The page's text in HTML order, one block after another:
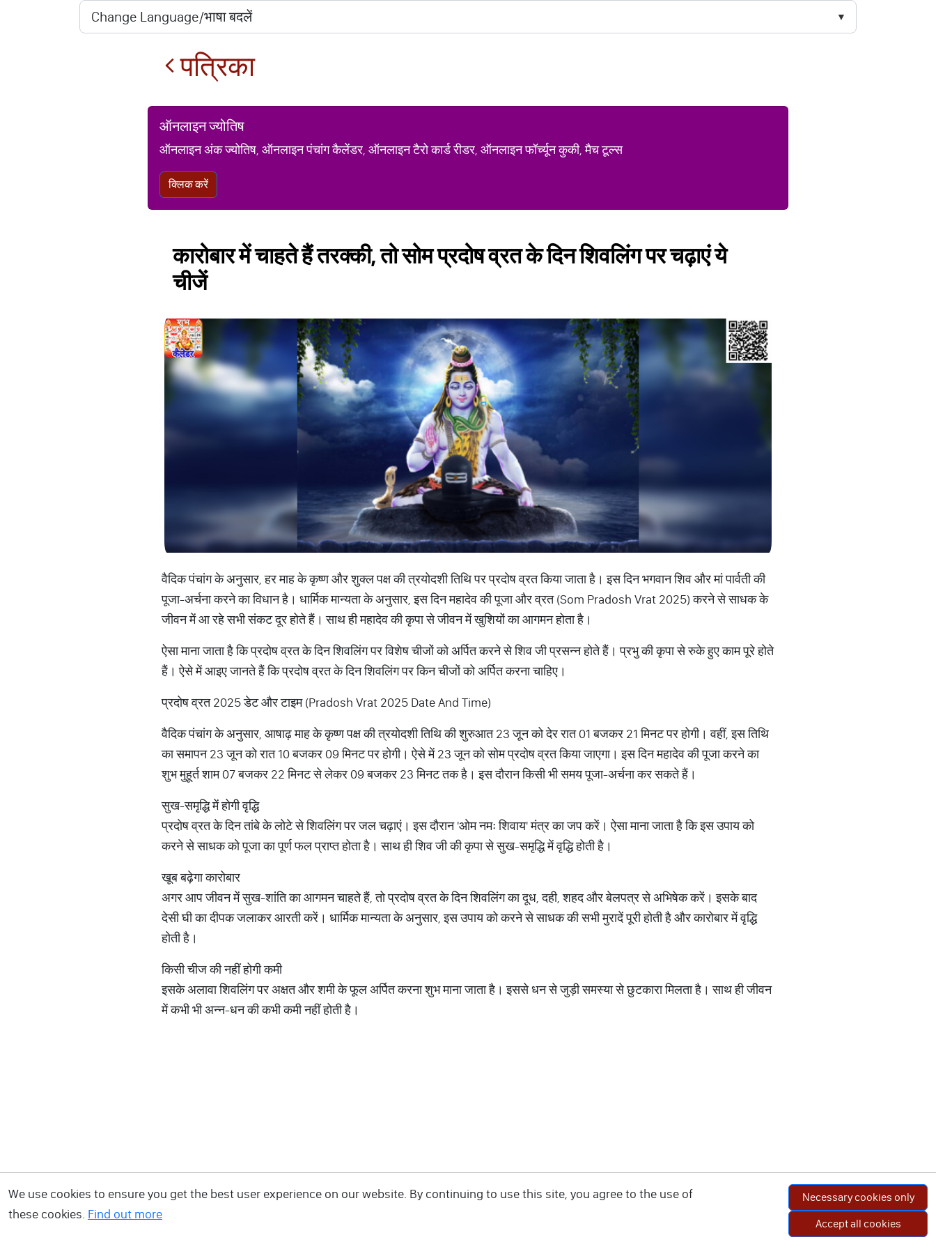
पत्रिका
ऑनलाइन ज्योतिष
ऑनलाइन अंक ज्योतिष, ऑनलाइन पंचांग कैलेंडर, ऑनलाइन टैरो कार्ड रीडर, ऑनलाइन फॉर्च्यून कुकी, मैच टूल्स
क्लिक करें
कारोबार में चाहते हैं तरक्की, तो सोम प्रदोष व्रत के दिन शिवलिंग पर चढ़ाएं ये
चीजें
वैदिक पंचांग के अनुसार, हर माह के कृष्ण और शुक्ल पक्ष की त्रयोदशी तिथि पर प्रदोष व्रत किया जाता है। इस दिन भगवान शिव और मां पार्वती की
पूजा-अर्चना करने का विधान है। धार्मिक मान्यता के अनुसार, इस दिन महादेव की पूजा और व्रत (Som Pradosh Vrat 2025) करने से साधक के
जीवन में आ रहे सभी संकट दूर होते हैं। साथ ही महादेव की कृपा से जीवन में खुशियों का आगमन होता है।
ऐसा माना जाता है कि प्रदोष व्रत के दिन शिवलिंग पर विशेष चीजों को अर्पित करने से शिव जी प्रसन्न होते हैं। प्रभु की कृपा से रुके हुए काम पूरे होते
हैं। ऐसे में आइए जानते हैं कि प्रदोष व्रत के दिन शिवलिंग पर किन चीजों को अर्पित करना चाहिए।
प्रदोष व्रत 2025 डेट और टाइम (Pradosh Vrat 2025 Date And Time)
वैदिक पंचांग के अनुसार, आषाढ़ माह के कृष्ण पक्ष की त्रयोदशी तिथि की शुरुआत 23 जून को देर रात 01 बजकर 21 मिनट पर होगी। वहीं, इस तिथि
का समापन 23 जून को रात 10 बजकर 09 मिनट पर होगी। ऐसे में 23 जून को सोम प्रदोष व्रत किया जाएगा। इस दिन महादेव की पूजा करने का
शुभ मुहूर्त शाम 07 बजकर 22 मिनट से लेकर 09 बजकर 23 मिनट तक है। इस दौरान किसी भी समय पूजा-अर्चना कर सकते हैं।
सुख-समृद्धि में होगी वृद्धि
प्रदोष व्रत के दिन तांबे के लोटे से शिवलिंग पर जल चढ़ाएं। इस दौरान 'ओम नमः शिवाय' मंत्र का जप करें। ऐसा माना जाता है कि इस उपाय को
करने से साधक को पूजा का पूर्ण फल प्राप्त होता है। साथ ही शिव जी की कृपा से सुख-समृद्धि में वृद्धि होती है।
खूब बढ़ेगा कारोबार
अगर आप जीवन में सुख-शांति का आगमन चाहते हैं, तो प्रदोष व्रत के दिन शिवलिंग का दूध, दही, शहद और बेलपत्र से अभिषेक करें। इसके बाद
देसी घी का दीपक जलाकर आरती करें। धार्मिक मान्यता के अनुसार, इस उपाय को करने से साधक की सभी मुरादें पूरी होती है और कारोबार में वृद्धि
होती है।
किसी चीज की नहीं होगी कमी
इसके अलावा शिवलिंग पर अक्षत और शमी के फूल अर्पित करना शुभ माना जाता है। इससे धन से जुड़ी समस्या से छुटकारा मिलता है। साथ ही जीवन
में कभी भी अन्न-धन की कभी कमी नहीं होती है।
We use cookies to ensure you get the best user experience on our website. By continuing to use this site, you agree to the use of
these cookies. Find out more
Necessary cookies only
Accept all cookies